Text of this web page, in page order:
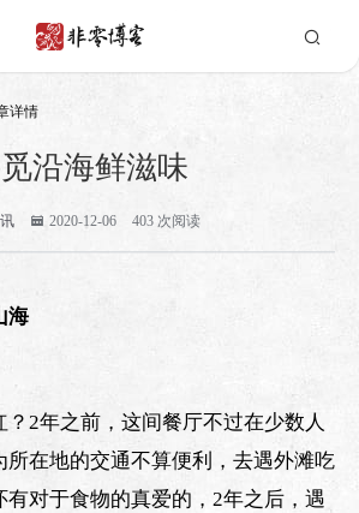
详情
沿海鲜滋味
2020-12-06 403 次阅读
海
2年之前，这间餐厅不过在少数人
所在地的交通不算便利，去遇外滩吃
有对于食物的真爱的，2年之后，遇